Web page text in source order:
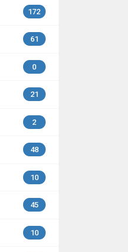
172
61
0
21
2
48
10
45
10